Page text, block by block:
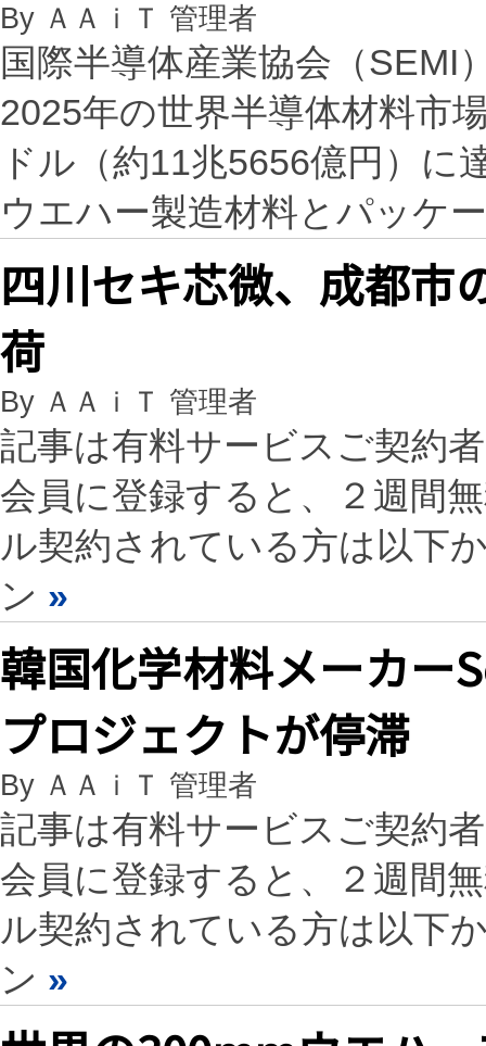
By ＡＡｉＴ 管理者
国際半導体産業協会（SEMI
2025年の世界半導体材料市
ドル（約11兆5656億円）
ウエハー製造材料とパッケ
四川セキ芯微、成都市
荷
By ＡＡｉＴ 管理者
記事は有料サービスご契約
会員に登録すると、２週間
ル契約されている方は以下
ン »
韓国化学材料メーカー
プロジェクトが停滞
By ＡＡｉＴ 管理者
記事は有料サービスご契約
会員に登録すると、２週間
ル契約されている方は以下
ン »